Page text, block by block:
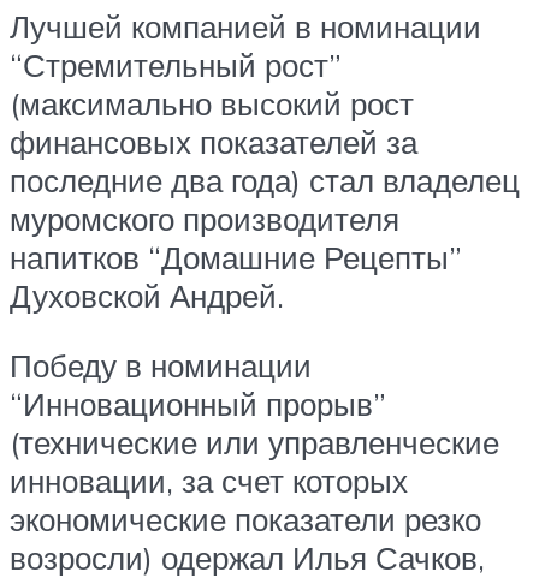
Лучшей компанией в номинации
“Стремительный рост”
(максимально высокий рост
финансовых показателей за
последние два года) стал владелец
муромского производителя
напитков “Домашние Рецепты”
Духовской Андрей.
Победу в номинации
“Инновационный прорыв”
(технические или управленческие
инновации, за счет которых
экономические показатели резко
возросли) одержал Илья Сачков,